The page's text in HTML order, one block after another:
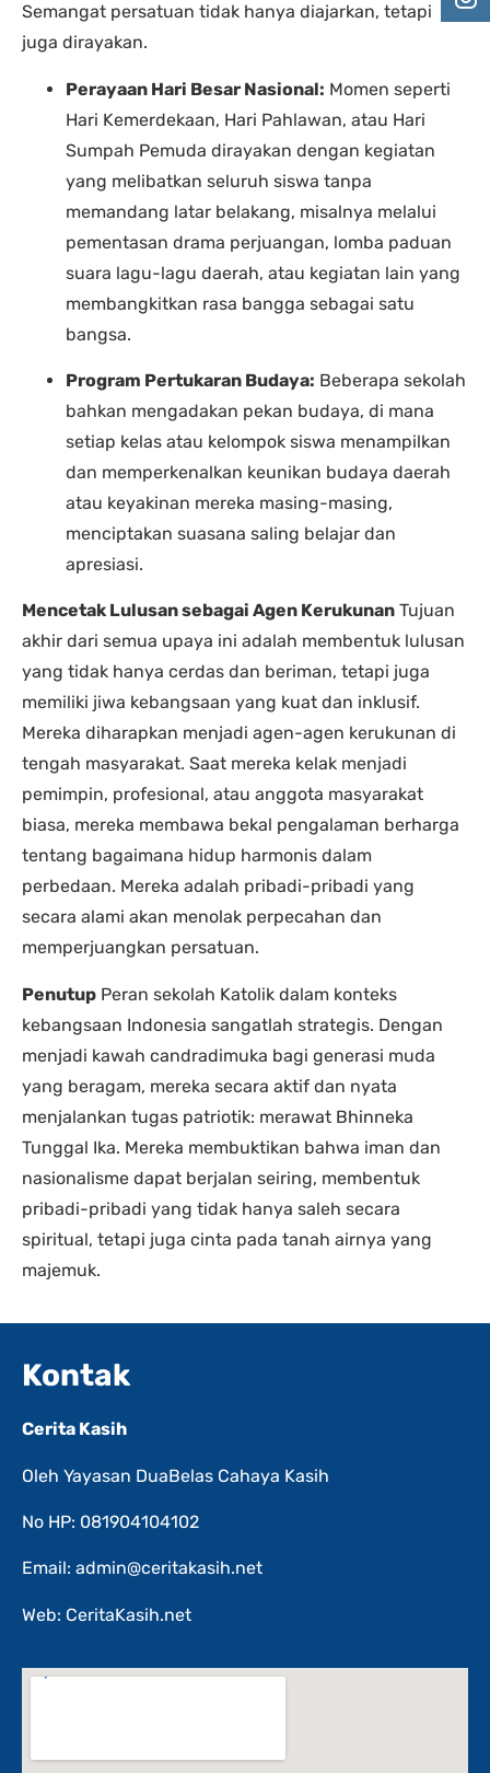
Semangat persatuan tidak hanya diajarkan, tetapi
juga dirayakan.
Perayaan Hari Besar Nasional: Momen seperti
Hari Kemerdekaan, Hari Pahlawan, atau Hari
Sumpah Pemuda dirayakan dengan kegiatan
yang melibatkan seluruh siswa tanpa
memandang latar belakang, misalnya melalui
pementasan drama perjuangan, lomba paduan
suara lagu-lagu daerah, atau kegiatan lain yang
membangkitkan rasa bangga sebagai satu
bangsa.
Program Pertukaran Budaya: Beberapa sekolah
bahkan mengadakan pekan budaya, di mana
setiap kelas atau kelompok siswa menampilkan
dan memperkenalkan keunikan budaya daerah
atau keyakinan mereka masing-masing,
menciptakan suasana saling belajar dan
apresiasi.
Mencetak Lulusan sebagai Agen Kerukunan Tujuan
akhir dari semua upaya ini adalah membentuk lulusan
yang tidak hanya cerdas dan beriman, tetapi juga
memiliki jiwa kebangsaan yang kuat dan inklusif.
Mereka diharapkan menjadi agen-agen kerukunan di
tengah masyarakat. Saat mereka kelak menjadi
pemimpin, profesional, atau anggota masyarakat
biasa, mereka membawa bekal pengalaman berharga
tentang bagaimana hidup harmonis dalam
perbedaan. Mereka adalah pribadi-pribadi yang
secara alami akan menolak perpecahan dan
memperjuangkan persatuan.
Penutup Peran sekolah Katolik dalam konteks
kebangsaan Indonesia sangatlah strategis. Dengan
menjadi kawah candradimuka bagi generasi muda
yang beragam, mereka secara aktif dan nyata
menjalankan tugas patriotik: merawat Bhinneka
Tunggal Ika. Mereka membuktikan bahwa iman dan
nasionalisme dapat berjalan seiring, membentuk
pribadi-pribadi yang tidak hanya saleh secara
spiritual, tetapi juga cinta pada tanah airnya yang
majemuk.
Kontak
Cerita Kasih
Oleh Yayasan DuaBelas Cahaya Kasih
No HP: 081904104102
Email: admin@ceritakasih.net
Web: CeritaKasih.net